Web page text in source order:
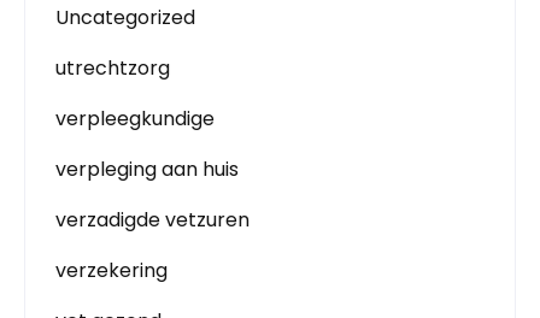
Uncategorized
utrechtzorg
verpleegkundige
verpleging aan huis
verzadigde vetzuren
verzekering